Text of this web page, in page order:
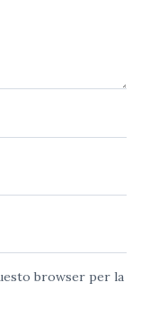
browser per la